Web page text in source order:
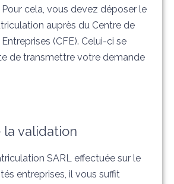
cela, vous devez déposer le
auprès du Centre de
(CFE). Celui-ci se
de transmettre votre demande
validation
SARL effectuée sur le
entreprises, il vous suffit